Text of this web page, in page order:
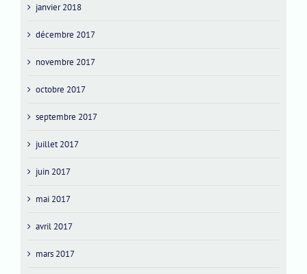
janvier 2018
décembre 2017
novembre 2017
octobre 2017
septembre 2017
juillet 2017
juin 2017
mai 2017
avril 2017
mars 2017